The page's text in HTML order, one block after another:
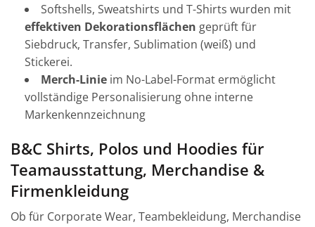
Softshells, Sweatshirts und T-Shirts wurden mit
effektiven Dekorationsflächen geprüft für
Siebdruck, Transfer, Sublimation (weiß) und
Stickerei.
Merch-Linie im No-Label-Format ermöglicht
vollständige Personalisierung ohne interne
Markenkennzeichnung
B&C Shirts, Polos und Hoodies für
Teamausstattung, Merchandise &
Firmenkleidung
Ob für Corporate Wear, Teambekleidung, Merchandise